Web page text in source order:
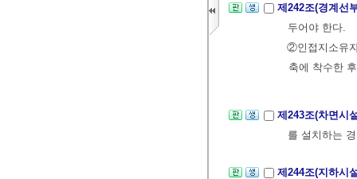
제242조(경계선
두어야 한다.
②인접지소유
축에 착수한
제243조(차면시
를 설치하는
제244조(지하시